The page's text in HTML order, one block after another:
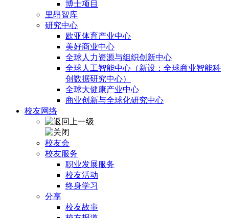
博士项目
里昂智库
研究中心
欧亚体育产业中心
美好商业中心
全球人力资源与组织创新中心
全球人工智能中心（新设：全球商业智能科
创数据研究中心）
全球大健康产业中心
商业创新与全球化研究中心
校友网络
校友会
校友服务
职业发展服务
校友活动
终身学习
分享
校友故事